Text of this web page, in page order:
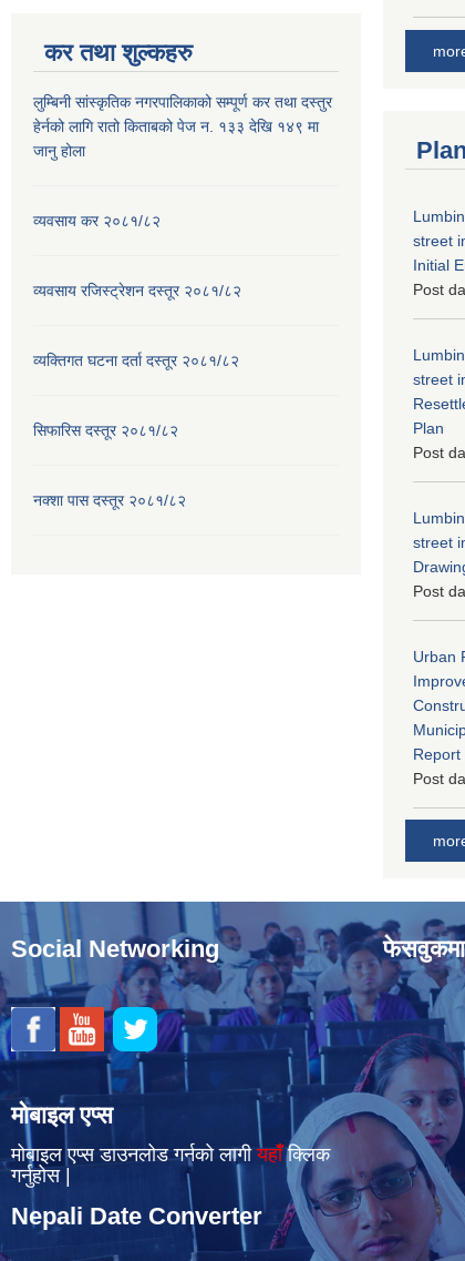
कर तथा शुल्कहरु
लुम्बिनी सांस्कृतिक नगरपालिकाको सम्पूर्ण कर तथा दस्तुर
हेर्नको लागि रातो किताबको पेज न. १३३ देखि १४९ मा
जानु होला
व्यवसाय कर २०८१/८२
व्यवसाय रजिस्ट्रेशन दस्तूर २०८१/८२
व्यक्तिगत घटना दर्ता दस्तूर २०८१/८२
सिफारिस दस्तूर २०८१/८२
नक्शा पास दस्तूर २०८१/८२
street
Initial
Post
street
Plan
Post
street
Post
Urban
Report
Post
Social Networking
मोबाइल एप्स
मोबाइल एप्स डाउनलोड गर्नको लागीयहाँँक्लिक
गर्नुहोस |
Nepali Date Converter
फेसवुकमा